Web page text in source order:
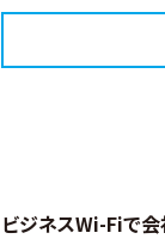
ビジネスWi-Fiで